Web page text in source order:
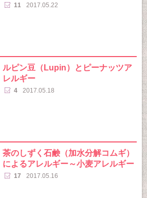
11 2017.05.22
ルピン豆（Lupin）とピーナッツア
レルギー
4 2017.05.18
茶のしずく石鹸（加水分解コムギ）
によるアレルギー～小麦アレルギー
17 2017.05.16